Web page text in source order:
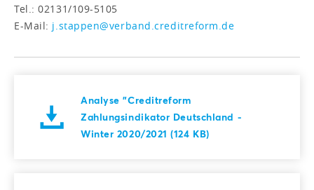
Tel.: 02131/109-5105
E-Mail: j.stappen@verband.creditreform.de
Analyse "Creditreform
Zahlungsindikator Deutschland -
Winter 2020/2021 (124 KB)